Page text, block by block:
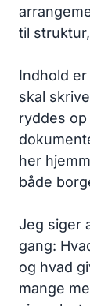
til
Indhold
skal
ryddes op
her
både
Jeg siger
gang:
og hvad
mange